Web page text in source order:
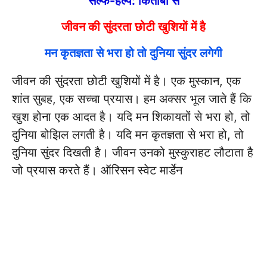
जीवन की सुंदरता छोटी खुशियों में है
मन कृतज्ञता से भरा हो तो दुनिया सुंदर लगेगी
जीवन की सुंदरता छोटी खुशियों में है। एक मुस्कान, एक
शांत सुबह, एक सच्चा प्रयास। हम अक्सर भूल जाते हैं कि
खुश होना एक आदत है। यदि मन शिकायतों से भरा हो, तो
दुनिया बोझिल लगती है। यदि मन कृतज्ञता से भरा हो, तो
दुनिया सुंदर दिखती है। जीवन उनको मुस्कुराहट लौटाता है
जो प्रयास करते हैं। ऑरिसन स्वेट मार्डेन